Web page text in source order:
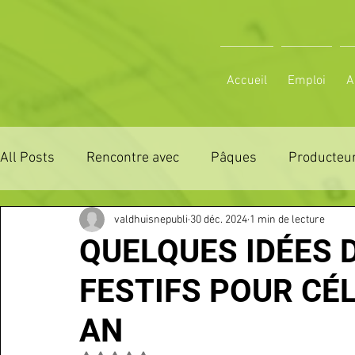
Accueil Emploi
All Posts Rencontre avec Pâques
ZONE DE DISTRIBUTION 28 ZONE DE
3 JOURS LA FERTE COMICE AGRICOLE POLE
VOS SORTIES
QUELQUES IDÉES
FESTIFS POUR
AN
valdhuisnepubli 30 déc. 2024 1 min de lecture